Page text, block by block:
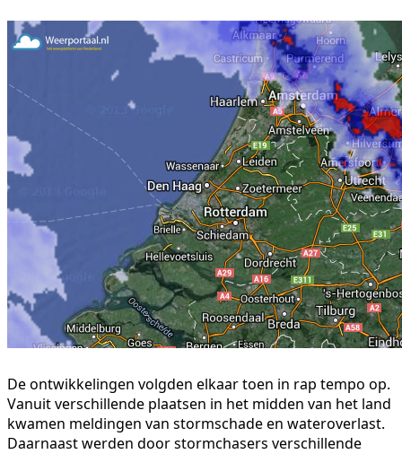
De ontwikkelingen volgden elkaar toen in rap tempo op.
Vanuit verschillende plaatsen in het midden van het land
kwamen meldingen van stormschade en wateroverlast.
Daarnaast werden door stormchasers verschillende